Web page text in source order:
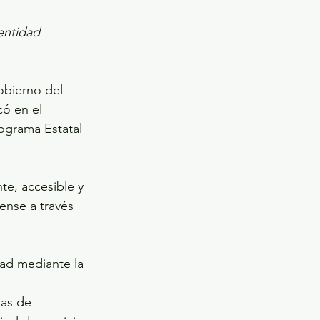
del
en el
Estatal
accesible y
a través
mediante la
de